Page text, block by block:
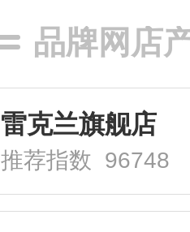
品牌网店
雷克兰旗舰店
推荐指数 96748